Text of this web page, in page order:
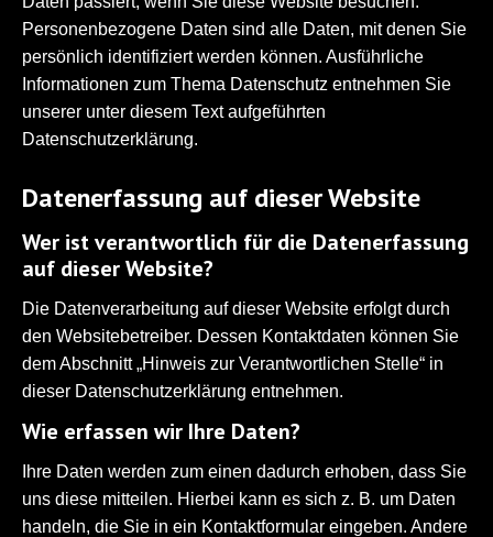
Personenbezogene Daten sind alle Daten, mit denen Sie
persönlich identifiziert werden können. Ausführliche
Informationen zum Thema Datenschutz entnehmen Sie
unserer unter diesem Text aufgeführten
Datenschutzerklärung.
Datenerfassung auf dieser Website
Wer ist verantwortlich für die Datenerfassung
auf dieser Website?
Die Datenverarbeitung auf dieser Website erfolgt durch
den Websitebetreiber. Dessen Kontaktdaten können Sie
dem Abschnitt „Hinweis zur Verantwortlichen Stelle“ in
dieser Datenschutzerklärung entnehmen.
Wie erfassen wir Ihre Daten?
Ihre Daten werden zum einen dadurch erhoben, dass Sie
uns diese mitteilen. Hierbei kann es sich z. B. um Daten
handeln, die Sie in ein Kontaktformular eingeben. Andere